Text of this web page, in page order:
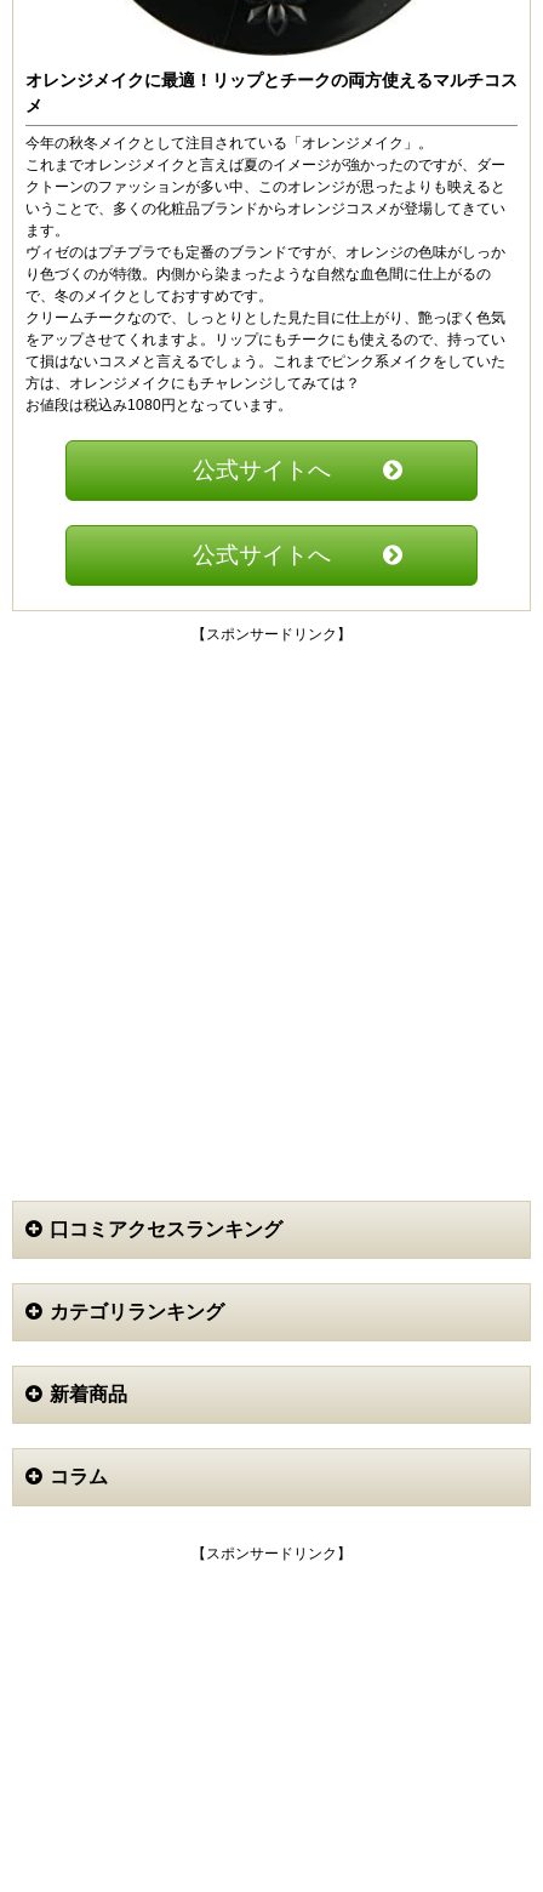
オレンジメイクに最適！リップとチークの両方使えるマルチコス
メ
今年の秋冬メイクとして注目されている「オレンジメイク」。
これまでオレンジメイクと言えば夏のイメージが強かったのですが、ダー
クトーンのファッションが多い中、このオレンジが思ったよりも映えると
いうことで、多くの化粧品ブランドからオレンジコスメが登場してきてい
ます。
ヴィゼのはプチプラでも定番のブランドですが、オレンジの色味がしっか
り色づくのが特徴。内側から染まったような自然な血色間に仕上がるの
で、冬のメイクとしておすすめです。
クリームチークなので、しっとりとした見た目に仕上がり、艶っぽく色気
をアップさせてくれますよ。リップにもチークにも使えるので、持ってい
て損はないコスメと言えるでしょう。これまでピンク系メイクをしていた
方は、オレンジメイクにもチャレンジしてみては？
お値段は税込み1080円となっています。
公式サイトへ
公式サイトへ
【スポンサードリンク】
口コミアクセスランキング
カテゴリランキング
新着商品
コラム
【スポンサードリンク】